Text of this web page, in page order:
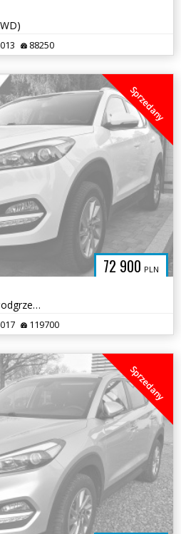
88250
72 900 PLN
Sprzedany
Klimatronik Dwustrefowy Podgrzewana Kierownica Tempomat
119700
Sprzedany